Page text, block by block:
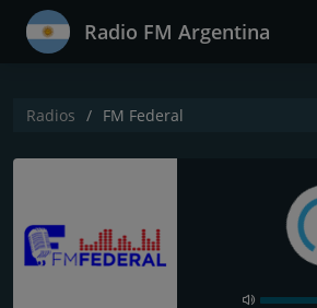
Radio FM Argentina
Radios FM Federal